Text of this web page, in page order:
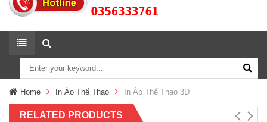
Home In Áo Thể Thao In Áo Thể Thao 3D
RELATED PRODUCTS